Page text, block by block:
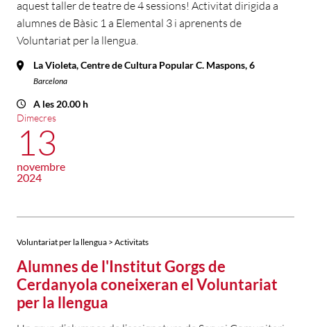
aquest taller de teatre de 4 sessions! Activitat dirigida a
alumnes de Bàsic 1 a Elemental 3 i aprenents de
Voluntariat per la llengua.
La Violeta, Centre de Cultura Popular C. Maspons, 6
Barcelona
A les 20.00 h
Dimecres
13
novembre
2024
Voluntariat per la llengua > Activitats
Alumnes de l'Institut Gorgs de
Cerdanyola coneixeran el Voluntariat
per la llengua